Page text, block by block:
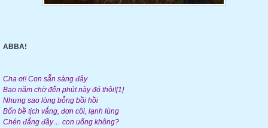
ABBA!
Cha ơi! Con sẵn sàng đây
Bao năm chờ đến phút này đó thôi![1]
Nhưng sao lòng bỗng bồi hồi
Bốn bề tịch vắng, đơn côi, lạnh lùng
Chén đắng đầy… con uống không?